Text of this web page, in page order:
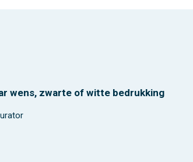
wens, zwarte of witte bedrukking